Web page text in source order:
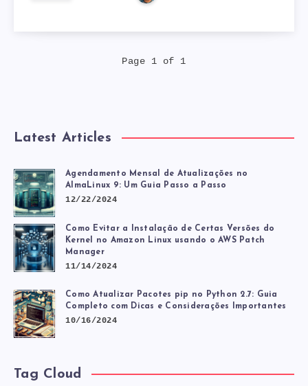
Page 1 of 1
Latest Articles
Agendamento Mensal de Atualizações no
AlmaLinux 9: Um Guia Passo a Passo
12/22/2024
Como Evitar a Instalação de Certas Versões do
Kernel no Amazon Linux usando o AWS Patch
Manager
11/14/2024
Como Atualizar Pacotes pip no Python 2.7: Guia
Completo com Dicas e Considerações Importantes
10/16/2024
Tag Cloud